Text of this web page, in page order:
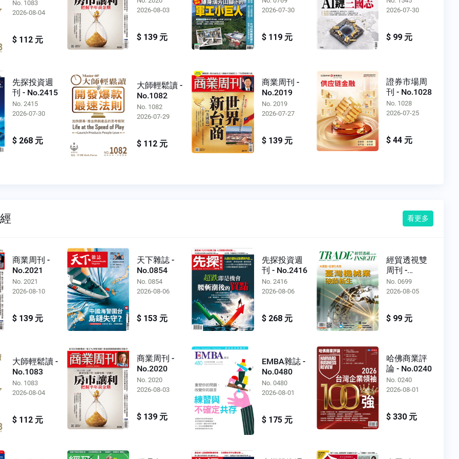
No. 1083
2026-08-04
$ 112 元
2026-08-03
$ 139 元
2026-07-30
$ 119 元
2026-07-30
$ 99 元
先探投資週
刊 - No.2415
No. 2415
2026-07-30
$ 268 元
大師輕鬆讀 -
No.1082
No. 1082
2026-07-29
$ 112 元
商業周刊 -
No.2019
No. 2019
2026-07-27
$ 139 元
證券市場周
刊 - No.1028
No. 1028
2026-07-25
$ 44 元
看更多
商業周刊 -
No.2021
No. 2021
2026-08-10
$ 139 元
天下雜誌 -
No.0854
No. 0854
2026-08-06
$ 153 元
先探投資週
刊 - No.2416
No. 2416
2026-08-06
$ 268 元
經貿透視雙
周刊 -
No.0699
No. 0699
2026-08-05
$ 99 元
大師輕鬆讀 -
No.1083
No. 1083
2026-08-04
$ 112 元
商業周刊 -
No.2020
No. 2020
2026-08-03
$ 139 元
EMBA雜誌 -
No.0480
No. 0480
2026-08-01
$ 175 元
哈佛商業評
論 - No.0240
No. 0240
2026-08-01
$ 330 元